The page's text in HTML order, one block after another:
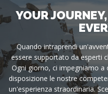
YOUR
Quando intraprendi
essere supportato da esperti
Ogni giorno, ci impegniamo
disposizione le nostre
un'esperienza straordinaria.